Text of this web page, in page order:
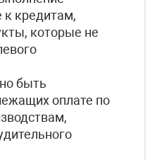
к кредитам,
которые не
быть
оплате по